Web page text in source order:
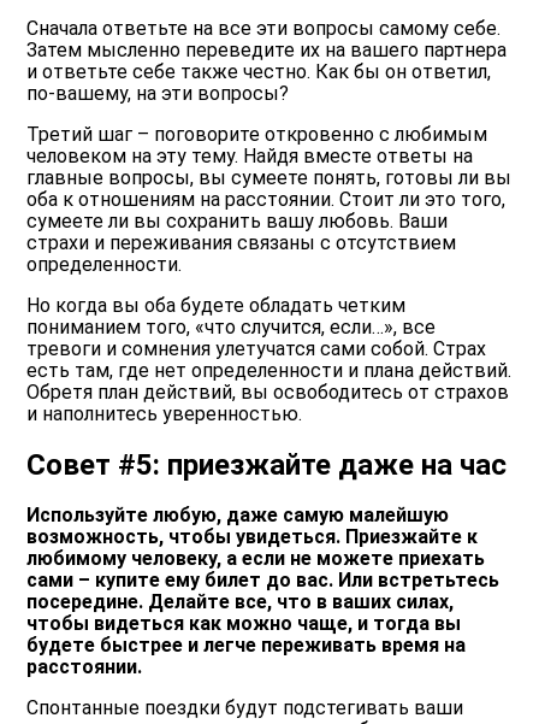
Сначала ответьте на все эти вопросы самому себе.
Затем мысленно переведите их на вашего партнера
и ответьте себе также честно. Как бы он ответил,
по-вашему, на эти вопросы?
Третий шаг – поговорите откровенно с любимым
человеком на эту тему. Найдя вместе ответы на
главные вопросы, вы сумеете понять, готовы ли вы
оба к отношениям на расстоянии. Стоит ли это того,
сумеете ли вы сохранить вашу любовь. Ваши
страхи и переживания связаны с отсутствием
определенности.
Но когда вы оба будете обладать четким
пониманием того, «что случится, если…», все
тревоги и сомнения улетучатся сами собой. Страх
есть там, где нет определенности и плана действий.
Обретя план действий, вы освободитесь от страхов
и наполнитесь уверенностью.
Совет #5: приезжайте даже на час
Используйте любую, даже самую малейшую
возможность, чтобы увидеться. Приезжайте к
любимому человеку, а если не можете приехать
сами – купите ему билет до вас. Или встретьтесь
посередине. Делайте все, что в ваших силах,
чтобы видеться как можно чаще, и тогда вы
будете быстрее и легче переживать время на
расстоянии.
Спонтанные поездки будут подстегивать ваши